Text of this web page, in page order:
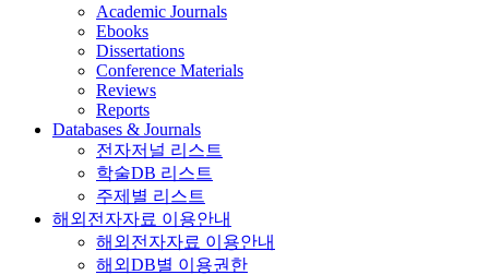
Academic Journals
Ebooks
Dissertations
Conference Materials
Reviews
Reports
Databases & Journals
전자저널 리스트
학술DB 리스트
주제별 리스트
해외전자자료 이용안내
해외전자자료 이용안내
해외DB별 이용권한